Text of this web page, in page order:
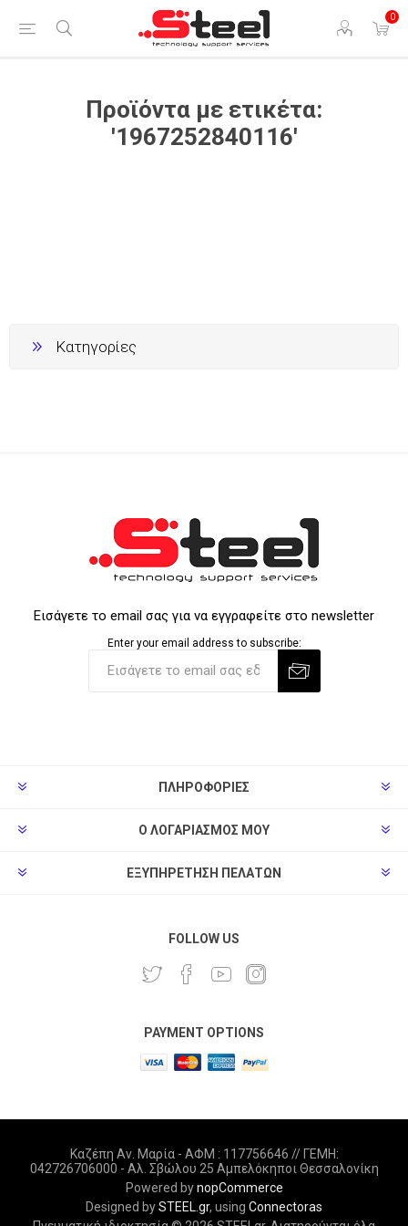
0
Προϊόντα με ετικέτα:
'1967252840116'
Κατηγορίες
Εισάγετε το email σας για να εγγραφείτε στο newsletter
Enter your email address to subscribe:
ΠΛΗΡΟΦΟΡΊΕΣ
Ο ΛΟΓΑΡΙΑΣΜΌΣ ΜΟΥ
ΕΞΥΠΗΡΈΤΗΣΗ ΠΕΛΑΤΏΝ
FOLLOW US
PAYMENT OPTIONS
Καζέπη Αν. Μαρία - ΑΦΜ : 117756646 // ΓΕΜΗ:
042726706000 - Αλ. Σβώλου 25 Αμπελόκηποι Θεσσαλονίκη
Powered bynopCommerce
Designed bySTEEL.gr, using Connectoras